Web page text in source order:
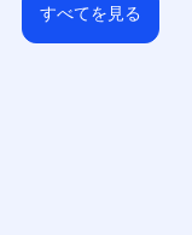
すべてを見る